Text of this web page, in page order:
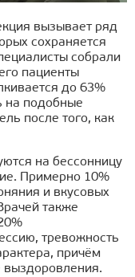
вызывает ряд
сохраняется
собрали
пациенты
до 63%
на подобные
после того, как
на бессонницу
Примерно 10%
и вкусовых
также
тревожность
причём
выздоровления.